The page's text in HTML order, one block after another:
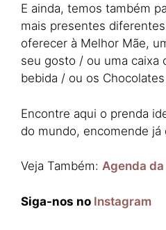
E ainda, temos também
mais presentes
oferecer à Melhor Mãe,
seu gosto / ou uma caixa
bebida / ou os
Encontre aqui o prenda
do mundo, encomende já
Veja Também: Agenda da
Siga-nos no Instagram